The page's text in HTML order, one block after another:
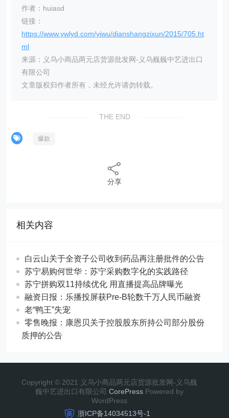
作者：huiasd
链接：
https://www.ywlyd.com/yiwu/dianshangzixun/2015/705.ht
ml
来源：义乌小商品两元店货源批发网-义乌巍巍中艺进出口
有限公司
文章版权归作者所有，未经允许请勿转载。
THE END
爆款
分享
相关内容
白云山关于全资子公司收到药品再注册批件的公告
苏宁易购何世华：苏宁采购数字化的实践路径
苏宁拼购双11持续优化 用直播提高品牌曝光
融资日报：乐播投屏获Pre-B轮数千万人民币融资
老“鸭王”失宠
零售晚报：康恩贝关于控股股东所持公司部分股份
质押的公告
Copyright © 2021 义乌小商品两元店货源批发网-义乌巍
巍中艺进出口有限公司 CorePress Powered by
WordPress
浙ICP备14034513号-1